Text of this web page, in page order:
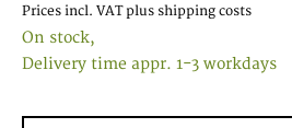
Prices incl. VAT plus shipping costs
On stock,
Delivery time appr. 1-3 workdays